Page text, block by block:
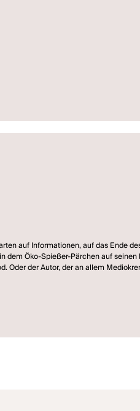
auf Informationen, auf das Ende
dem Öko-Spießer-Pärchen auf
Oder der Autor, der an allem
werden können. Nur einige Rollen